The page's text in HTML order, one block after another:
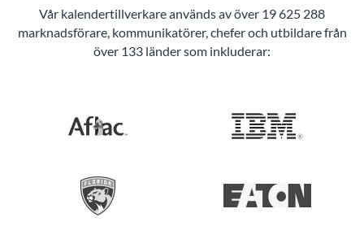
Vår kalendertillverkare används av över 19 625 288
marknadsförare, kommunikatörer, chefer och utbildare från
över 133 länder som inkluderar: